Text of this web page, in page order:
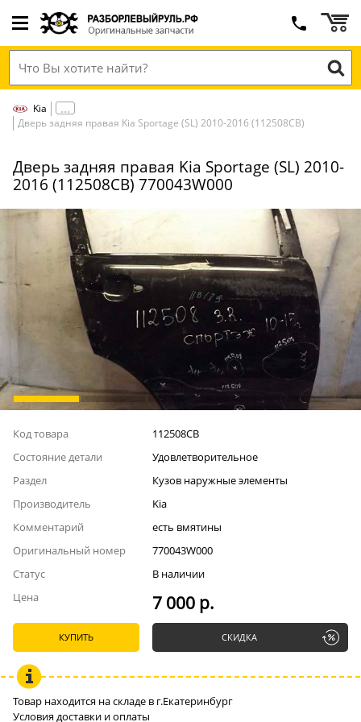
Kia
Дверь задняя правая Kia Sportage (SL) 2010-2016 (112508СВ)
Дверь задняя правая Kia Sportage (SL) 2010-
2016 (112508СВ) 770043W000
Код товара
112508СВ
Состояние детали
Удовлетворительное
Раздел
Кузов наружные элементы
Производитель
Kia
Комментарий
есть вмятины
Оригинальный номер
770043W000
Статус
В наличии
Цена
7 000 р.
КУПИТЬ СКИДКА
Товар находится на складе в г.Екатеринбург
Условия доставки и оплаты